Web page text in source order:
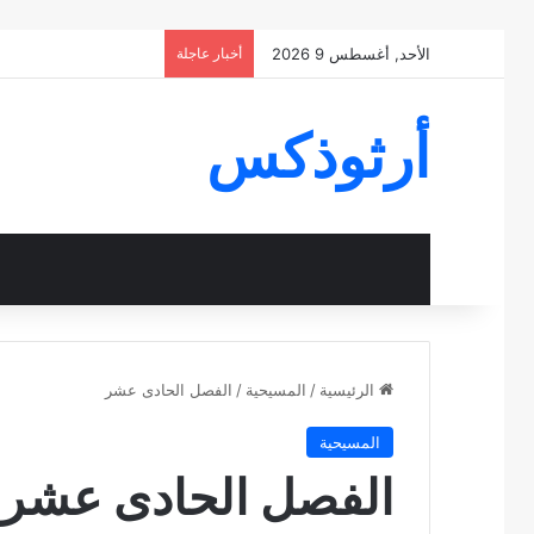
الأحد, أغسطس 9 2026 أخبار عاجلة
أرثوذكس
الرئيسية / المسيحية / الفصل الحادى عشر
المسيحية
الفصل الحادى عشر